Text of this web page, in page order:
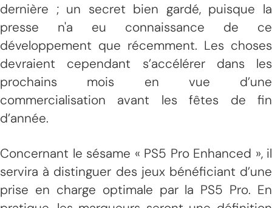
dernière ; un secret bien gardé, puisque la
presse n'a eu connaissance de ce
développement que récemment. Les choses
devraient cependant s’accélérer dans les
prochains mois en vue d’une
commercialisation avant les fêtes de fin
d’année.
Concernant le sésame « PS5 Pro Enhanced », il
servira à distinguer des jeux bénéficiant d’une
prise en charge optimale par la PS5 Pro. En